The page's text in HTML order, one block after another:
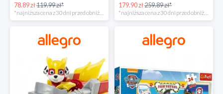
78.89 zł119.99 zł* 179.90 zł259.89 zł*